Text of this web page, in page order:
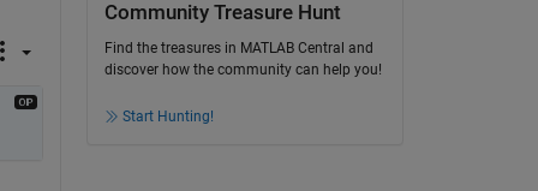
Community Treasure Hunt
Find the treasures in MATLAB Central and
discover how the community can help you!
Start Hunting!